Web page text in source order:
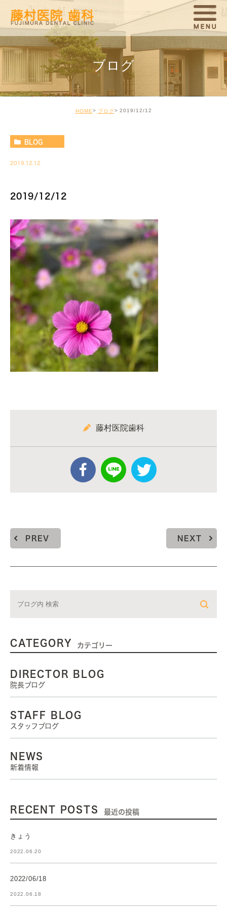
ブログ
HOME ブログ 2019/12/12
BLOG
2019.12.12
2019/12/12
藤村医院歯科
PREV NEXT
CATEGORY カテゴリー
DIRECTOR BLOG
院長ブログ
STAFF BLOG
スタッフブログ
NEWS
新着情報
RECENT POSTS 最近の投稿
きょう
2022.06.20
2022/06/18
2022.06.18